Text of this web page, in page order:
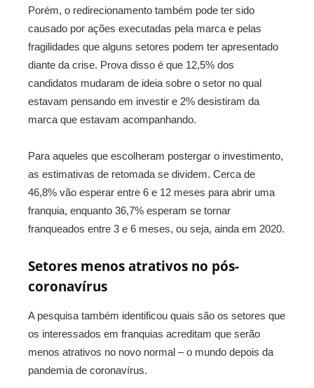
Porém, o redirecionamento também pode ter sido
causado por ações executadas pela marca e pelas
fragilidades que alguns setores podem ter apresentado
diante da crise. Prova disso é que 12,5% dos
candidatos mudaram de ideia sobre o setor no qual
estavam pensando em investir e 2% desistiram da
marca que estavam acompanhando.
Para aqueles que escolheram postergar o investimento,
as estimativas de retomada se dividem. Cerca de
46,8% vão esperar entre 6 e 12 meses para abrir uma
franquia, enquanto 36,7% esperam se tornar
franqueados entre 3 e 6 meses, ou seja, ainda em 2020.
Setores menos atrativos no pós-
coronavírus
A pesquisa também identificou quais são os setores que
os interessados em franquias acreditam que serão
menos atrativos no novo normal – o mundo depois da
pandemia de coronavírus.